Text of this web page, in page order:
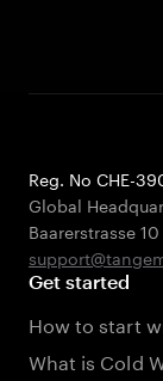
Reg. No CHE-
Global
Baarerstrasse 10
Get started
How to start
What is Cold